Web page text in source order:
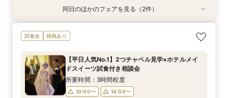
8/31(月
平日限定【オークラだけの極上フォトウェディン
グをご提案】館内外ともに溢れるフォトジェニッ
じっくり相談♪フォトウェディング専用フェアで
す
所要時間：2時間程度
8/31(月
【お仕事後でも】18時より開催｜会場見学×見積
比較ナイト相談会
同日のほかのフェアを見る（2件）
試食会 特典あり
【平日人気No.1】2つチャペル見学×ホテルメイ
ドスイーツ試食付き相談会
所要時間：3時間程度
10:00〜 14:00〜